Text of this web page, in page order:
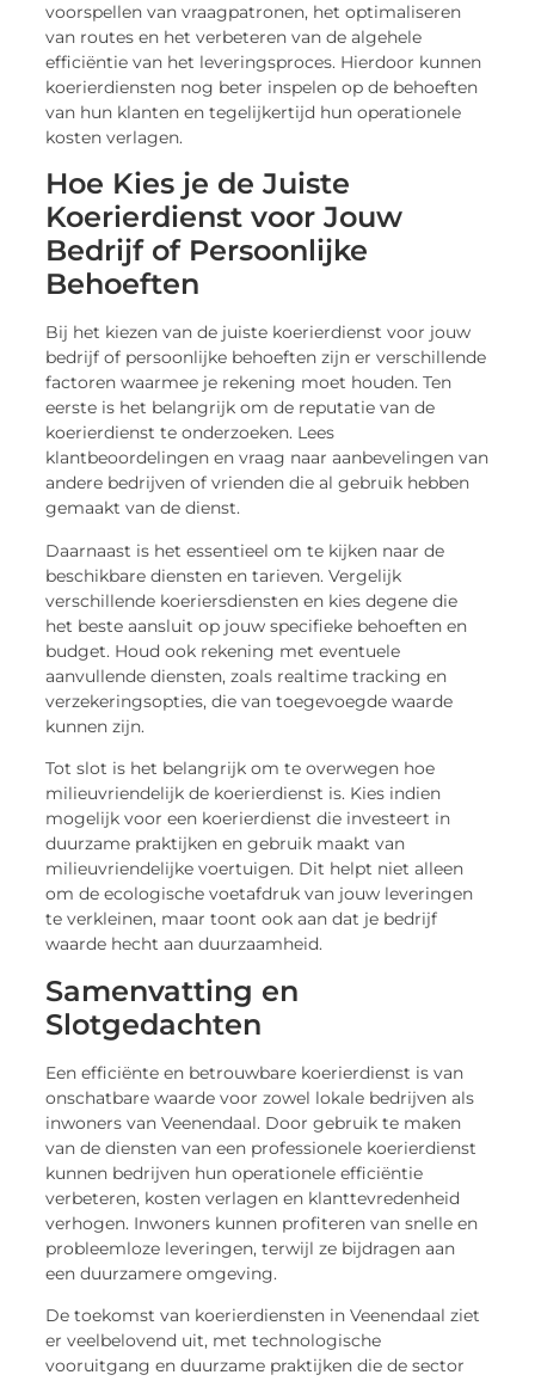
voorspellen van vraagpatronen, het optimaliseren
van routes en het verbeteren van de algehele
efficiëntie van het leveringsproces. Hierdoor kunnen
koerierdiensten nog beter inspelen op de behoeften
van hun klanten en tegelijkertijd hun operationele
kosten verlagen.
Hoe Kies je de Juiste
Koerierdienst voor Jouw
Bedrijf of Persoonlijke
Behoeften
Bij het kiezen van de juiste koerierdienst voor jouw
bedrijf of persoonlijke behoeften zijn er verschillende
factoren waarmee je rekening moet houden. Ten
eerste is het belangrijk om de reputatie van de
koerierdienst te onderzoeken. Lees
klantbeoordelingen en vraag naar aanbevelingen van
andere bedrijven of vrienden die al gebruik hebben
gemaakt van de dienst.
Daarnaast is het essentieel om te kijken naar de
beschikbare diensten en tarieven. Vergelijk
verschillende koeriersdiensten en kies degene die
het beste aansluit op jouw specifieke behoeften en
budget. Houd ook rekening met eventuele
aanvullende diensten, zoals realtime tracking en
verzekeringsopties, die van toegevoegde waarde
kunnen zijn.
Tot slot is het belangrijk om te overwegen hoe
milieuvriendelijk de koerierdienst is. Kies indien
mogelijk voor een koerierdienst die investeert in
duurzame praktijken en gebruik maakt van
milieuvriendelijke voertuigen. Dit helpt niet alleen
om de ecologische voetafdruk van jouw leveringen
te verkleinen, maar toont ook aan dat je bedrijf
waarde hecht aan duurzaamheid.
Samenvatting en
Slotgedachten
Een efficiënte en betrouwbare koerierdienst is van
onschatbare waarde voor zowel lokale bedrijven als
inwoners van Veenendaal. Door gebruik te maken
van de diensten van een professionele koerierdienst
kunnen bedrijven hun operationele efficiëntie
verbeteren, kosten verlagen en klanttevredenheid
verhogen. Inwoners kunnen profiteren van snelle en
probleemloze leveringen, terwijl ze bijdragen aan
een duurzamere omgeving.
De toekomst van koerierdiensten in Veenendaal ziet
er veelbelovend uit, met technologische
vooruitgang en duurzame praktijken die de sector